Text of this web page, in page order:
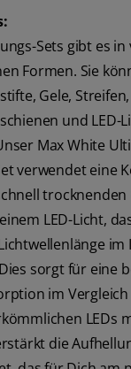
Sets gibt es in
Formen. Sie
Gele,
und LED-
Max White
verwendet eine
trocknenden
LED-Licht,
im
sorgt für eine
im
LEDs
die